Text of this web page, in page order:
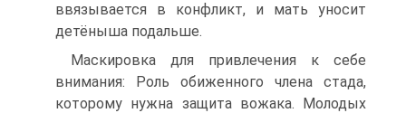
ввязывается в конфликт, и мать уносит
детёныша подальше.
Маскировка для привлечения к себе
внимания: Роль обиженного члена стада,
которому нужна защита вожака. Молодых